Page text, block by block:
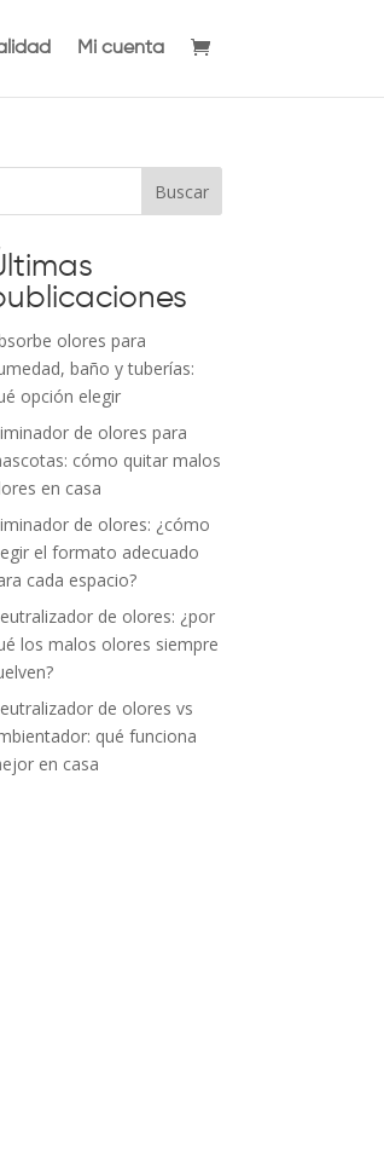
Mi cuenta
Buscar
olores para
baño y tuberías:
opción elegir
de olores para
cómo quitar malos
en casa
de olores: ¿cómo
el formato adecuado
cada espacio?
de olores: ¿por
los malos olores siempre
de olores vs
qué funciona
en casa